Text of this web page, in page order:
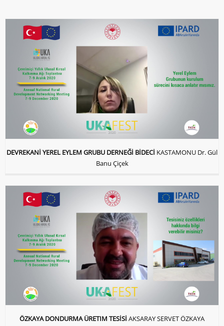
DEVREKANİ YEREL EYLEM GRUBU DERNEĞİ BİDECİ KASTAMONU Dr. Gül
Banu Çiçek
ÖZKAYA DONDURMA ÜRETIM TESİSİ AKSARAY SERVET ÖZKAYA